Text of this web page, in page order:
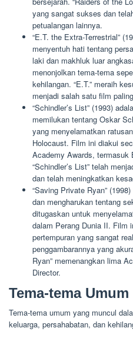
yang sangat sukses dan
petualangan lainnya.
“E.T. the Extra-Terrestrial”
menyentuh hati tentang
laki dan makhluk luar
menonjolkan tema-tema
kehilangan. “E.T.” meraih
menjadi salah satu film
“Schindler’s List” (1993)
memilukan tentang Oskar
yang menyelamatkan
Holocaust. Film ini diakui
Academy Awards, termasuk
“Schindler’s List” telah
dan telah meningkatkan
“Saving Private Ryan”
dan mengharukan tentang
ditugaskan untuk
dalam Perang Dunia II. Film
pertempuran yang sangat
penggambarannya yang
Ryan” memenangkan lima
Director.
Tema-tema Umum
Tema-tema umum yang muncul
keluarga, persahabatan, dan